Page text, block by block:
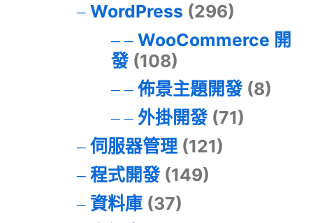
WordPress (296)
WooCommerce 開
發(108)
佈景主題開發(8)
外掛開發(71)
伺服器管理(121)
程式開發(149)
資料庫(37)